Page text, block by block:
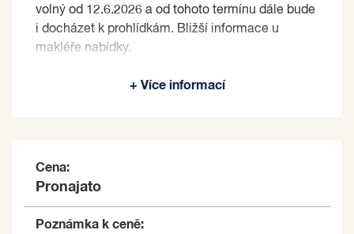
volný od 12.6.2026 a od tohoto termínu dále bude
i docházet k prohlídkám. Bližší informace u
makléře nabídky.
na základě jím zvolených kritérií.
+ Více informací
Cena:
Pronajato
Poznámka k ceně: